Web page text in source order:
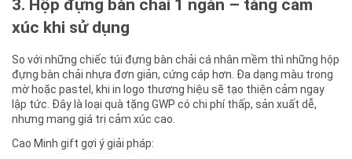
3. Hộp đựng bàn chải 1 ngăn – tăng cảm
xúc khi sử dụng
So với những chiếc túi đựng bàn chải cá nhân mềm thì những hộp
đựng bàn chải nhựa đơn giản, cứng cáp hơn. Đa dạng màu trong
mờ hoặc pastel, khi in logo thương hiệu sẽ tạo thiện cảm ngay
lập tức. Đây là loại quà tặng GWP có chi phí thấp, sản xuất dễ,
nhưng mang giá trị cảm xúc cao.
Cao Minh gift gợi ý giải pháp: